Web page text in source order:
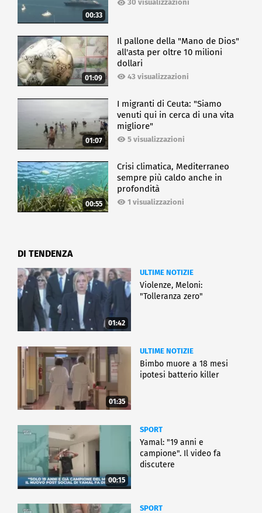
00:33
30 visualizzazioni
01:09
Il pallone della "Mano de Dios"
all'asta per oltre 10 milioni
dollari
43 visualizzazioni
01:07
I migranti di Ceuta: "Siamo
venuti qui in cerca di una vita
migliore"
5 visualizzazioni
00:55
Crisi climatica, Mediterraneo
sempre più caldo anche in
profondità
1 visualizzazioni
DI TENDENZA
01:42
ULTIME NOTIZIE
Violenze, Meloni:
"Tolleranza zero"
01:35
ULTIME NOTIZIE
Bimbo muore a 18 mesi
ipotesi batterio killer
00:15
SPORT
Yamal: "19 anni e
campione". Il video fa
discutere
SPORT